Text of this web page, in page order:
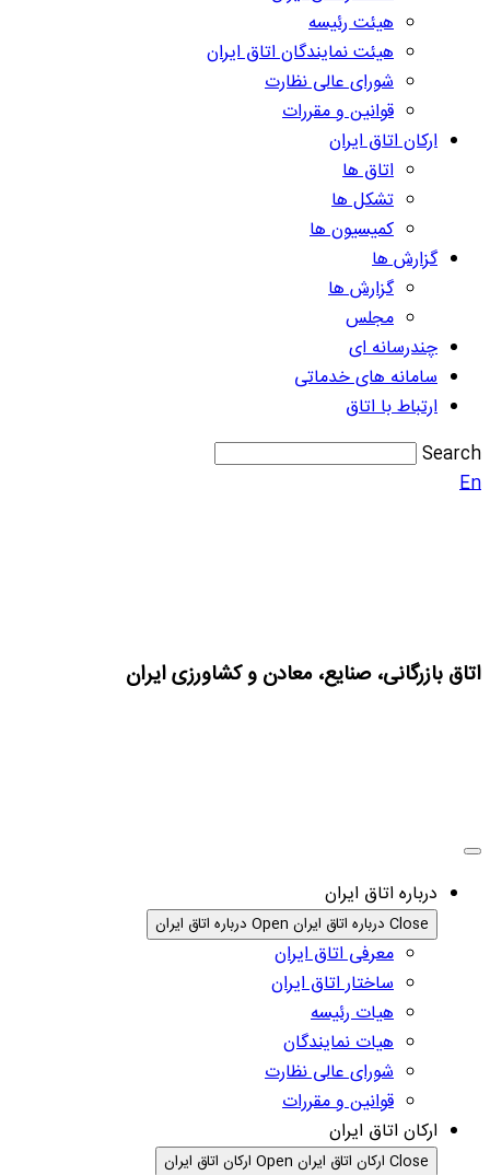
هیئت رئیسه
هیئت نمایندگان اتاق ایران
شورای عالی نظارت
قوانین و مقررات
ارکان اتاق ایران
اتاق ها
تشکل ها
کمیسیون ها
گزارش ها
گزارش ها
مجلس
چندرسانه ای
سامانه های خدماتی
ارتباط با اتاق
Search
En
اتاق بازرگانی، صنایع، معادن و کشاورزی ایران
درباره اتاق ایران
Close درباره اتاق ایران Open درباره اتاق ایران
معرفی اتاق ایران
ساختار اتاق ایران
هیات رئیسه
هیات نمایندگان
شورای عالی نظارت
قوانین و مقررات
ارکان اتاق ایران
Close ارکان اتاق ایران Open ارکان اتاق ایران